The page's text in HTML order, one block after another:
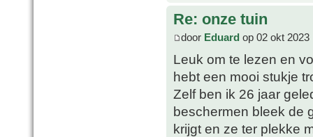
Re: onze tuin
door Eduard op 02 okt 2023
Leuk om te lezen en
hebt een mooi stukje
Zelf ben ik 26 jaar
beschermen bleek de
krijgt en ze ter plekke